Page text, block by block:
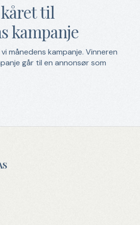
til
kampanje
månedens kampanje. Vinneren
går til en annonsør som